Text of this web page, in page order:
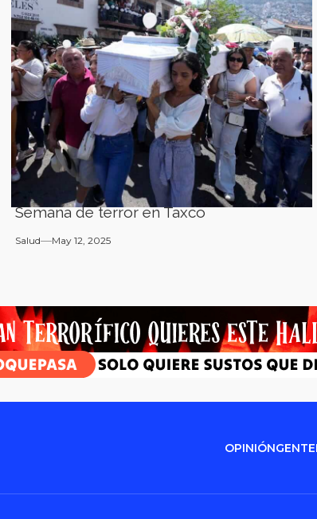
Semana de terror en Taxco
Salud May 12, 2025
OPINIÓNGENTE